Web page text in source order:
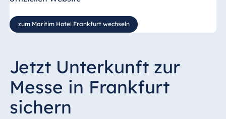
zum Maritim Hotel Frankfurt wechseln
Jetzt Unterkunft zur
Messe in Frankfurt
sichern